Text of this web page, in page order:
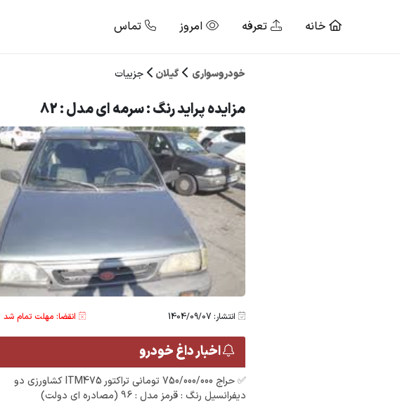
خانه تعرفه امروز تماس
خودروسواری گیلان جزییات
مزایده پراید رنگ : سرمه ای مدل : 82
انتشار: 1404/09/07 انقضا: مهلت تمام شد
اخبار داغ خودرو
✅ حراج 750/000/000 تومانی تراکتور ITM475 کشاورزی دو
دیفرانسیل رنگ : قرمز مدل : 96 (مصادره ای دولت)